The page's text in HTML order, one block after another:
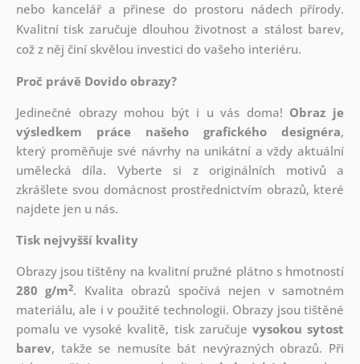
nebo kancelář a přinese do prostoru nádech přírody.
Kvalitní tisk zaručuje dlouhou životnost a stálost barev,
což z něj činí skvělou investici do vašeho interiéru.
Proč právě Dovido obrazy?
Jedinečné obrazy mohou být i u vás doma! Obraz je
výsledkem práce našeho grafického designéra,
který proměňuje své návrhy na unikátní a vždy aktuální
umělecká díla. Vyberte si z originálních motivů a
zkrášlete svou domácnost prostřednictvím obrazů, které
najdete jen u nás.
Tisk nejvyšší kvality
Obrazy jsou tištěny na kvalitní pružné plátno s hmotností
280 g/m2. Kvalita obrazů spočívá nejen v samotném
materiálu, ale i v použité technologii. Obrazy jsou tištěné
pomalu ve vysoké kvalitě, tisk zaručuje vysokou sytost
barev, takže se nemusíte bát nevýrazných obrazů. Při